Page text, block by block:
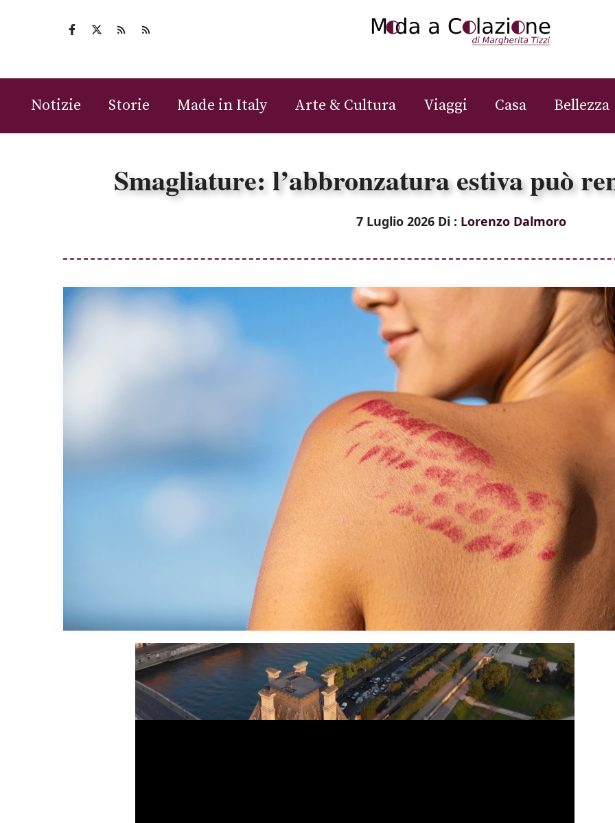
Notizie Storie Made in Italy Arte & Cultura Viaggi Casa Bellezza
Smagliature: l’abbronzatura estiva può
7 Luglio 2026 Di : Lorenzo Dalmoro